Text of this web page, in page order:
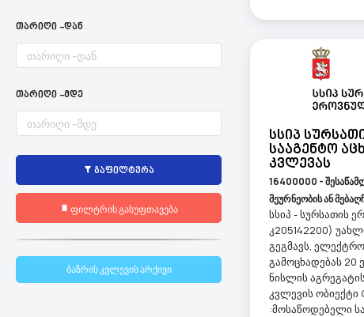
თარიღი -დან
თარიღი -მდე
გაფილტვრა
ფილტრის გასუფთავება
ბაზრის კვლევის არქივი
Სსიპ
Სააგენტო
Კვლევას
16400000 -
მეურნეობის ან
სსიპ - სურსათის
კ205142200)
გეგმავს,
გამოცხადებას
ნისლის
კვლევის ობიექტი
:მოსაწოდებელი